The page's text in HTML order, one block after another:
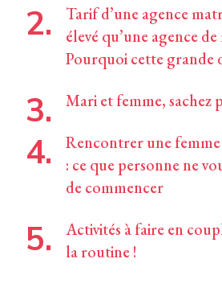
Tarif d’une agence
élevé qu’une agence
Pourquoi cette grande
Mari et femme, sachez
Rencontrer une
: ce que personne ne
de commencer
Activités à faire en
la routine !